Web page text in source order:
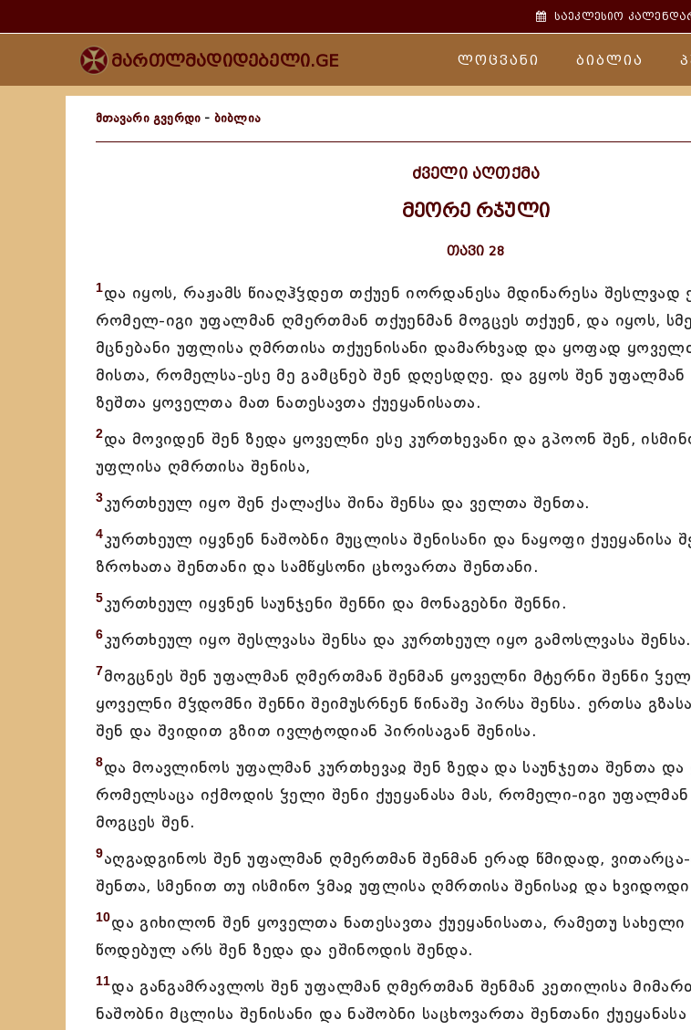
საეკლესიო
მართლმადიდებელი.GE ლოცვანი ბიბლია
მთავარი გვერდი - ბიბლია
ძველი აღთქმა
მეორე რჯული
თავი 28
1და იყოს, რაჟამს წიაღჰჴდეთ თქუენ იორდანესა მდინარესა შესლვად
რომელ-იგი უფალმან ღმერთმან თქუენმან მოგცეს თქუენ, და იყოს,
მცნებანი უფლისა ღმრთისა თქუენისანი დამარხვად და ყოფად
მისთა, რომელსა-ესე მე გამცნებ შენ დღესდღე. და გყოს შენ უფალმან
ზეშთა ყოველთა მათ ნათესავთა ქუეყანისათა.
2და მოვიდენ შენ ზედა ყოველნი ესე კურთხევანი და გპოონ შენ,
უფლისა ღმრთისა შენისა,
3კურთხეულ იყო შენ ქალაქსა შინა შენსა და ველთა შენთა.
4კურთხეულ იყვნენ ნაშობნი მუცლისა შენისანი და ნაყოფი ქუეყანისა
ზროხათა შენთანი და სამწყსონი ცხოვართა შენთანი.
5კურთხეულ იყვნენ საუნჯენი შენნი და მონაგებნი შენნი.
6კურთხეულ იყო შესლვასა შენსა და კურთხეულ იყო გამოსლვასა შენსა.
7მოგცნეს შენ უფალმან ღმერთმან შენმან ყოველნი მტერნი შენნი
ყოველნი მჴდომნი შენნი შეიმუსრნენ წინაშე პირსა შენსა. ერთსა
შენ და შვიდით გზით ივლტოდიან პირისაგან შენისა.
8და მოავლინოს უფალმან კურთხევაჲ შენ ზედა და საუნჯეთა შენთა და
რომელსაცა იქმოდის ჴელი შენი ქუეყანასა მას, რომელი-იგი
მოგცეს შენ.
9აღგადგინოს შენ უფალმან ღმერთმან შენმან ერად წმიდად, ვითარცა-
შენთა, სმენით თუ ისმინო ჴმაჲ უფლისა ღმრთისა შენისაჲ და
10და გიხილონ შენ ყოველთა ნათესავთა ქუეყანისათა, რამეთუ
წოდებულ არს შენ ზედა და ეშინოდის შენდა.
11და განგამრავლოს შენ უფალმან ღმერთმან შენმან კეთილისა
ნაშობნი მცლისა შენისანი და ნაშობნი საცხოვართა შენთანი